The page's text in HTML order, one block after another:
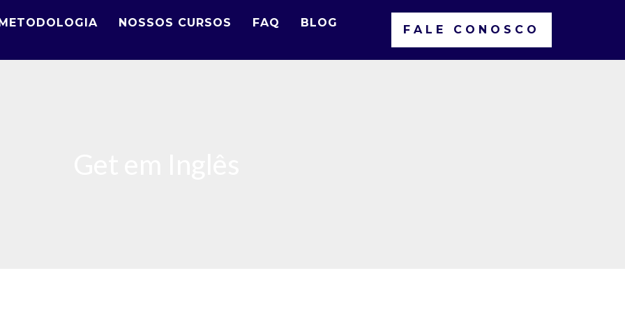
NOSSOS CURSOS FAQ BLOG
FALE CONOSCO